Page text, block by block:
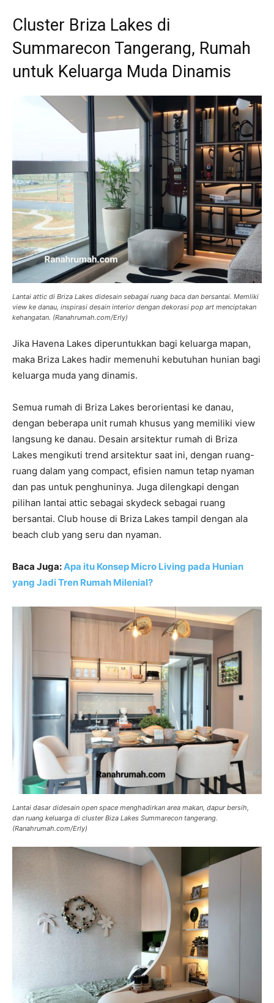
Cluster Briza Lakes di
Summarecon Tangerang, Rumah
untuk Keluarga Muda Dinamis
Lantai attic di Briza Lakes didesain sebagai ruang baca dan bersantai. Memliki
view ke danau, inspirasi desain interior dengan dekorasi pop art menciptakan
kehangatan. (Ranahrumah.com/Erly)
Jika Havena Lakes diperuntukkan bagi keluarga mapan,
maka Briza Lakes hadir memenuhi kebutuhan hunian bagi
keluarga muda yang dinamis.
Semua rumah di Briza Lakes berorientasi ke danau,
dengan beberapa unit rumah khusus yang memiliki view
langsung ke danau. Desain arsitektur rumah di Briza
Lakes mengikuti trend arsitektur saat ini, dengan ruang-
ruang dalam yang compact, efisien namun tetap nyaman
dan pas untuk penghuninya. Juga dilengkapi dengan
pilihan lantai attic sebagai skydeck sebagai ruang
bersantai. Club house di Briza Lakes tampil dengan ala
beach club yang seru dan nyaman.
Baca Juga:Apa itu Konsep Micro Living pada Hunian
yang Jadi Tren Rumah Milenial?
Lantai dasar didesain open space menghadirkan area makan, dapur bersih,
dan ruang keluarga di cluster Biza Lakes Summarecon tangerang.
(Ranahrumah.com/Erly)